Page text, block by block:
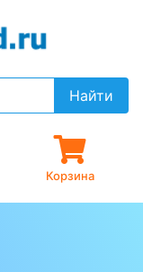
Найти
Корзина